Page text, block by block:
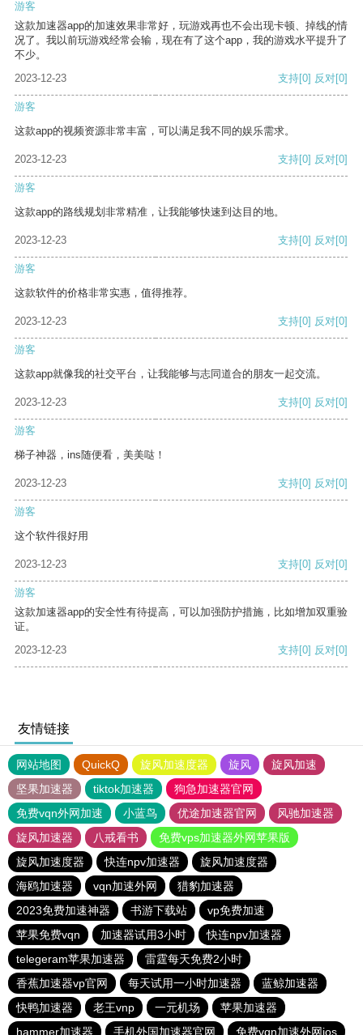
游客
这款加速器app的加速效果非常好，玩游戏再也不会出现卡顿、掉线的情
况了。我以前玩游戏经常会输，现在有了这个app，我的游戏水平提升了
不少。
2023-12-23
支持[0] 反对[0]
游客
这款app的视频资源非常丰富，可以满足我不同的娱乐需求。
2023-12-23 支持[0] 反对[0]
游客
这款app的路线规划非常精准，让我能够快速到达目的地。
2023-12-23 支持[0] 反对[0]
游客
这款软件的价格非常实惠，值得推荐。
2023-12-23 支持[0] 反对[0]
游客
这款app就像我的社交平台，让我能够与志同道合的朋友一起交流。
2023-12-23 支持[0] 反对[0]
游客
梯子神器，ins随便看，美美哒！
2023-12-23 支持[0] 反对[0]
游客
这个软件很好用
2023-12-23 支持[0] 反对[0]
游客
这款加速器app的安全性有待提高，可以加强防护措施，比如增加双重验
证。
2023-12-23
支持[0] 反对[0]
友情链接
网站地图 QuickQ 旋风加速度器 旋风
旋风加速
坚果加速器
tiktok加速器
狗急加速器官网
免费vqn外网加速
小蓝鸟 优途加速器官网
风驰加速器
旋风加速器
八戒看书
免费vps加速器外网苹果版
旋风加速度器
快连npv加速器
旋风加速度器
海鸥加速器
vqn加速外网
猎豹加速器
2023免费加速神器
书游下载站
vp免费加速
苹果免费vqn
加速器试用3小时
快连npv加速器
telegeram苹果加速器
雷霆每天免费2小时
香蕉加速器vp官网
每天试用一小时加速器
蓝鲸加速器
快鸭加速器
老王vnp 一元机场
苹果加速器
hammer加速器
手机外国加速器官网 免费vqn加速外网ios